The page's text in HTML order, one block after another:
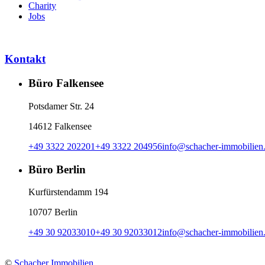
Charity
Jobs
Kontakt
Büro Falkensee
Potsdamer Str. 24
14612 Falkensee
+49 3322 202201+49 3322 204956info@schacher-
Büro Berlin
Kurfürstendamm 194
10707 Berlin
+49 30 92033010+49 30 92033012info@schacher-